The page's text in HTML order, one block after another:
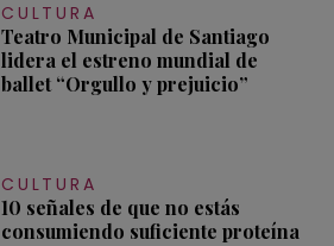
CULTURA
Teatro Municipal de Santiago
lidera el estreno mundial de
ballet “Orgullo y prejuicio”
CULTURA
10 señales de que no estás
consumiendo suficiente proteína